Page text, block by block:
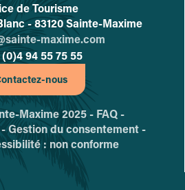
L'office de tourisme de Sainte-
de Tourisme
- 83120 Sainte-Maxime
maxime.com
94 55 75 55
nous
Maxime 2025 - FAQ -
Gestion du consentement -
: non conforme